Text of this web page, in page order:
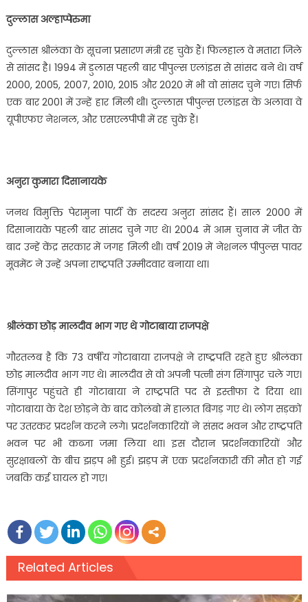
दुल्लास अल्हाप्पेरुमा
दुल्लास श्रीलंका के सूचना प्रसारण मंत्री रह चुके हैं। फिलहाल वे मतारा जिले
से सांसद है। 1994 में डुलास पहली बार पीपुल्‍स एलांइस से सांसद बने थे। वर्ष
2000, 2005, 2007, 2010, 2015 और 2020 में भी वो सांसद चुने गए। सिर्फ
एक बार 2001 में उन्हें हार मिली थी। दुल्लास पीपुल्‍स एलांइस के अलावा वे
यूपीएफए नेशनल, और एसएलपीपी में रह चुके हैं।
अनुरा कुमारा दिसानायके
जनथ विमुक्ति पेरामुना पार्टी के सदस्‍य अनुरा सांसद हैं। साल 2000 में
दिसानायके पहली बार सांसद चुने गए थे। 2004 में आम चुनाव में जीत के
बाद उन्‍हें केंद्र सरकार में जगह मिली थी। वर्ष 2019 में नेशनल पीपुल्‍स पावर
मूवमेंट ने उन्‍हें अपना राष्‍ट्रपति उम्मीदवार बनाया था।
श्रीलंका छोड़ मालदीव भाग गए थे गोटाबाया राजपक्षे
गौरतलब है कि 73 वर्षीय गोटाबाया राजपक्षे ने राष्ट्रपति रहते हुए श्रीलंका
छोड़ मालदीव भाग गए थे। मालदीव से वो अपनी पत्नी संग सिंगापुर चले गए।
सिंगापुर पहुंचते ही गोटाबाया ने राष्ट्रपति पद से इस्तीफा दे दिया था।
गोटाबाया के देश छोड़ने के बाद कोलंबो में हालात बिगड़ गए थे। लोग सड़कों
पर उतरकर प्रदर्शन करने लगे। प्रदर्शनकारियों ने संसद भवन और राष्ट्रपति
भवन पर भी कब्जा जमा लिया था। इस दौरान प्रदर्शनकारियों और
सुरक्षाबलों के बीच झड़प भी हुई। झड़प में एक प्रदर्शनकारी की मौत हो गई
जबकि कई घायल हो गए।
Related Articles